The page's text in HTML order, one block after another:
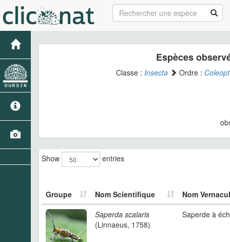
Espèces
Classe : Insecta Ordre :
Show entries
Groupe Nom Scientifique
Nom
Saperda scalaris
(Linnaeus, 1758)
Saperde à